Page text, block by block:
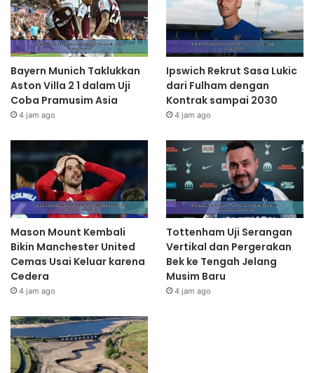
Bayern Munich Taklukkan
Aston Villa 2 1 dalam Uji
Coba Pramusim Asia
4 jam ago
Ipswich Rekrut Sasa Lukic
dari Fulham dengan
Kontrak sampai 2030
4 jam ago
Mason Mount Kembali
Bikin Manchester United
Cemas Usai Keluar karena
Cedera
4 jam ago
Tottenham Uji Serangan
Vertikal dan Pergerakan
Bek ke Tengah Jelang
Musim Baru
4 jam ago